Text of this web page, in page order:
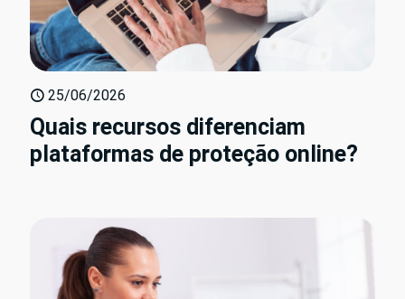
25/06/2026
Quais recursos diferenciam
plataformas de proteção online?